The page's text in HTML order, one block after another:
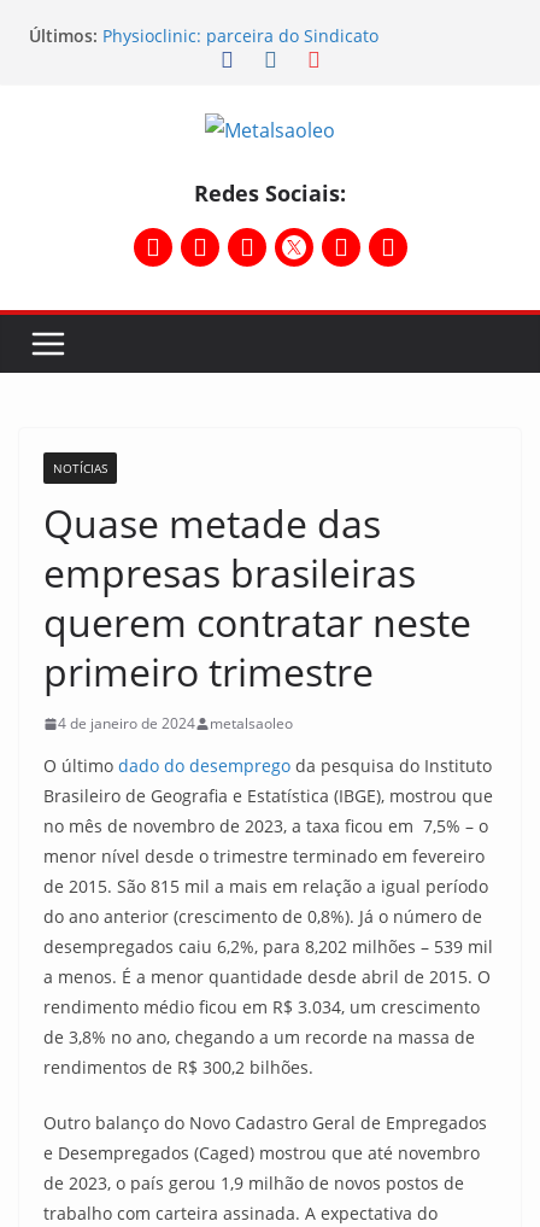
Últimos: Physioclinic: parceira do Sindicato
Assembleia na Taurus – Campanha salarial
Assembleia na Taurus fortalece campanha
salarial e mostra a força da categoria que exige
Nota de repúdio
Conselho Diretivo da CNM/CUT debate indústria e
mobilização dos metalúrgicos
Redes Sociais:
NOTÍCIAS
Quase metade das
empresas brasileiras
querem contratar neste
primeiro trimestre
4 de janeiro de 2024 metalsaoleo
O último dado do desemprego da pesquisa do Instituto
Brasileiro de Geografia e Estatística (IBGE), mostrou que
no mês de novembro de 2023, a taxa ficou em 7,5% – o
menor nível desde o trimestre terminado em fevereiro
de 2015. São 815 mil a mais em relação a igual período
do ano anterior (crescimento de 0,8%). Já o número de
desempregados caiu 6,2%, para 8,202 milhões – 539 mil
a menos. É a menor quantidade desde abril de 2015. O
rendimento médio ficou em R$ 3.034, um crescimento
de 3,8% no ano, chegando a um recorde na massa de
rendimentos de R$ 300,2 bilhões.
Outro balanço do Novo Cadastro Geral de Empregados
e Desempregados (Caged) mostrou que até novembro
de 2023, o país gerou 1,9 milhão de novos postos de
trabalho com carteira assinada. A expectativa do